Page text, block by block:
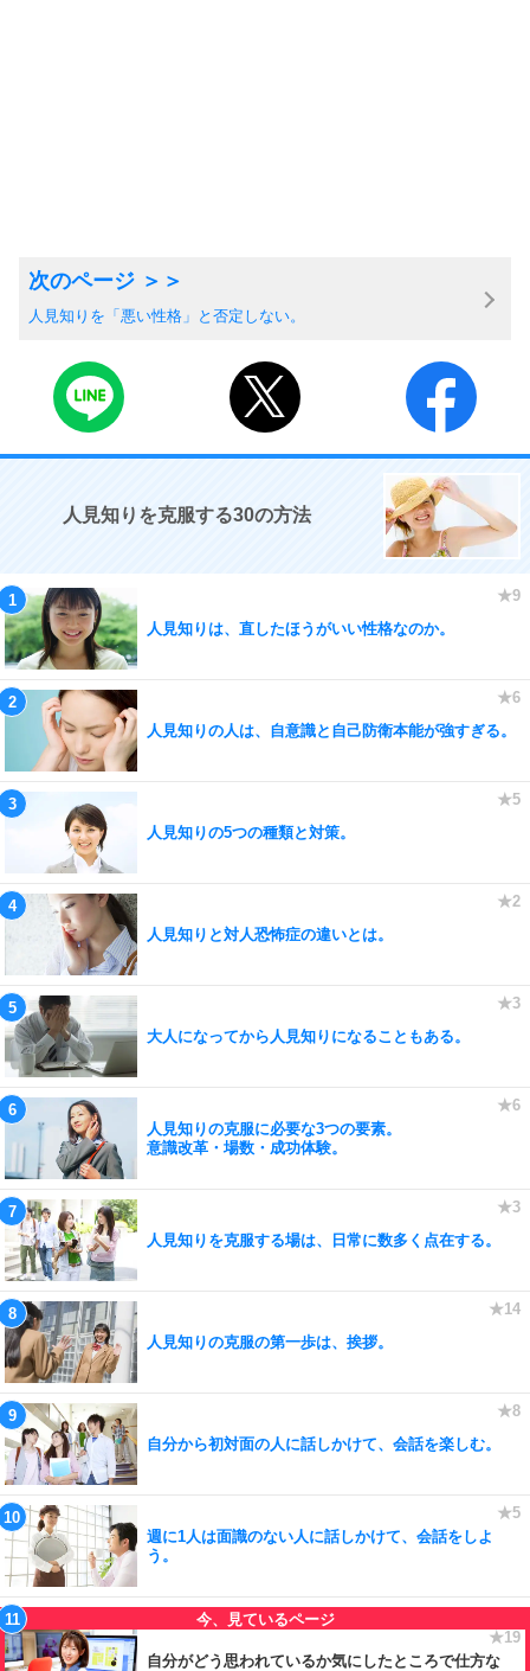
人見知りを「悪い性格」と否定しない。
人見知りを克服する30の方法
人見知りは、直したほうがいい性格なのか。
人見知りの人は、自意識と自己防衛本能が強すぎる。
人見知りの5つの種類と対策。
人見知りと対人恐怖症の違いとは。
大人になってから人見知りになることもある。
人見知りの克服に必要な3つの要素。
意識改革・場数・成功体験。
人見知りを克服する場は、日常に数多く点在する。
人見知りの克服の第一歩は、挨拶。
自分から初対面の人に話しかけて、会話を楽しむ。
週に1人は面識のない人に話しかけて、会話をしよ
う。
自分がどう思われているか気にしたところで仕方な